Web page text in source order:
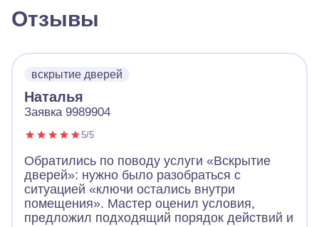
Отзывы
вскрытие дверей
Наталья
Заявка 9989904
5/5
Обратились по поводу услуги «Вскрытие
дверей»: нужно было разобраться с
ситуацией «ключи остались внутри
помещения». Мастер оценил условия,
предложил подходящий порядок действий и